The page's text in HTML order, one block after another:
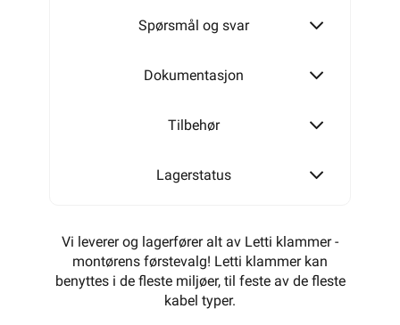
Spørsmål og svar
Dokumentasjon
Tilbehør
Lagerstatus
Vi leverer og lagerfører alt av Letti klammer -
montørens førstevalg! Letti klammer kan
benyttes i de fleste miljøer, til feste av de fleste
kabel typer.